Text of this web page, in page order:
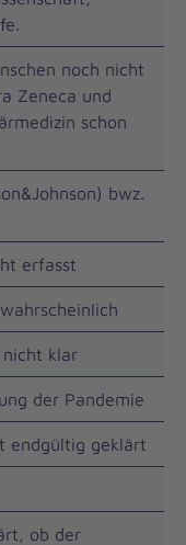
noch nicht
Zeneca und
schon
bwz.
erfasst
nicht klar
der Pandemie
endgültig geklärt
ob der